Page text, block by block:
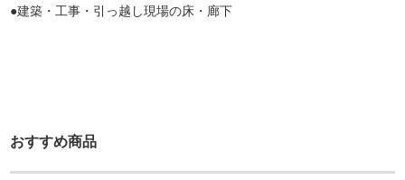
●建築・工事・引っ越し現場の床・廊下
おすすめ商品